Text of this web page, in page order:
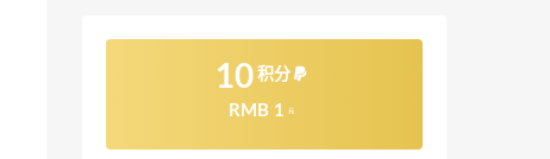
10 积分
RMB 1 元